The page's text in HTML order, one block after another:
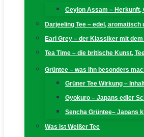
Ceylon Assam – Herkunft,
Darjeeling Tee – edel, aromatisch
Earl Grey – der Klassiker mit
Tea Time – die britische Kunst,
Grüntee – was ihn besonders
Grüner Tee Wirkung –
Gyokuro – Japans edler
Sencha Grüntee– Japans
Was ist Weißer Tee